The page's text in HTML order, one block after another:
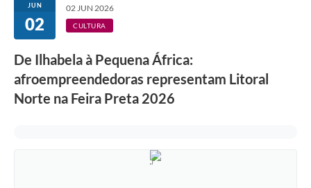
JUN
02
02 JUN 2026
CULTURA
De Ilhabela à Pequena África:
afroempreendedoras representam Litoral
Norte na Feira Preta 2026